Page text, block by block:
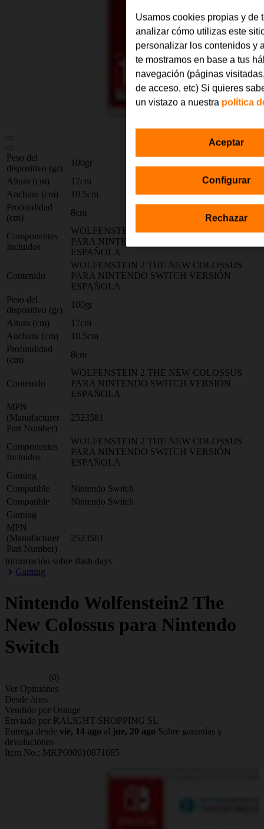
Peso del
dispositivo (gr)
100gr
Altura (cm)
17cm
Anchura (cm)
10.5cm
Profundidad
(cm)
8cm
Componentes
Incluidos
WOLFENSTEIN 2 THE NEW COLOSSUS
PARA NINTENDO SWITCH VERSIÓN
ESPAÑOLA
Contenido
WOLFENSTEIN 2 THE NEW COLOSSUS
PARA NINTENDO SWITCH VERSIÓN
ESPAÑOLA
Peso del
dispositivo (gr)
100gr
Altura (cm)
17cm
Anchura (cm)
10.5cm
Profundidad
(cm)
8cm
Contenido
WOLFENSTEIN 2 THE NEW COLOSSUS
PARA NINTENDO SWITCH VERSIÓN
ESPAÑOLA
MPN
(Manufacturer
Part Number)
2523581
Componentes
Incluidos
WOLFENSTEIN 2 THE NEW COLOSSUS
PARA NINTENDO SWITCH VERSIÓN
ESPAÑOLA
Gaming
Compatible
Nintendo Switch
Compatible
Nintendo Switch
Gaming
MPN
(Manufacturer
Part Number)
2523581
Información sobre flash days
Gaming
Nintendo Wolfenstein2 The
New Colossus para Nintendo
Switch
(0)
Ver Opiniones
Desde /mes
Vendido por Orange
Enviado por RALIGHT SHOPPING SL
Entrega desde vie, 14 ago al jue, 20 ago Sobre garantías y
devoluciones
Item No.; MKP000910871685
Usamos cookies propias y de
analizar cómo utilizas este
personalizar los contenidos y
te mostramos en base a tus
navegación (páginas
de acceso, etc) Si quieres
un vistazo a nuestra política
Configurar
Rechazar
Aceptar